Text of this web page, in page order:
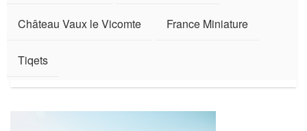
Château Vaux le Vicomte France Miniature
Tiqets